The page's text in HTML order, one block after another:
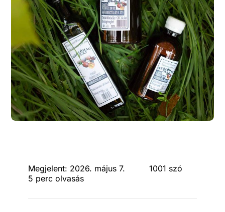
Megjelent: 2026. május 7.
1001 szó
5 perc olvasás